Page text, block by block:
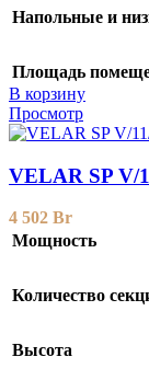
Напольные и
Площадь
В корзину
Просмотр
VELAR SP V/
4 502 Br
Мощность
Количество
Высота